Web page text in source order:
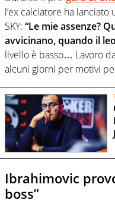
l’ex calciatore ha
SKY: “Le mie assenze?
avvicinano, quando il
livello è basso… Lavoro
alcuni giorni per motivi
Ibrahimovic
boss”